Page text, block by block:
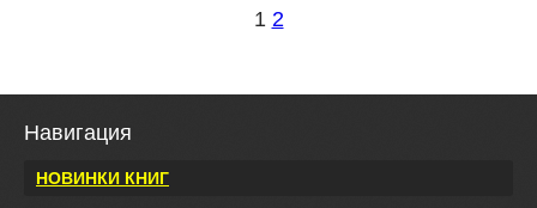
1 2
Навигация
НОВИНКИ КНИГ